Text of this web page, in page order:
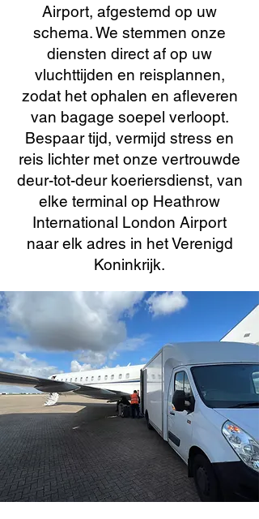
Airport, afgestemd op uw
schema. We stemmen onze
diensten direct af op uw
vluchttijden en reisplannen,
zodat het ophalen en afleveren
van bagage soepel verloopt.
Bespaar tijd, vermijd stress en
reis lichter met onze vertrouwde
deur-tot-deur koeriersdienst, van
elke terminal op Heathrow
International London Airport
naar elk adres in het Verenigd
Koninkrijk.